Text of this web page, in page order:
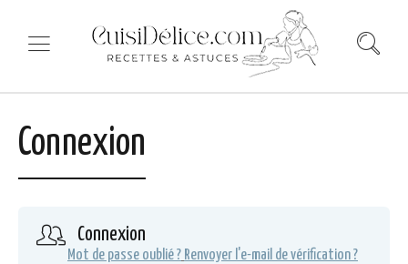
Connexion
Connexion
Mot de passe oublié ? Renvoyer l'e-mail de vérification ?